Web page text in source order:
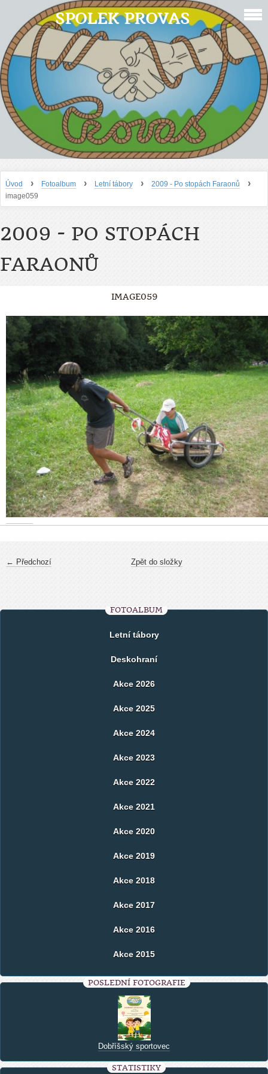
SPOLEK PROVAS
Úvod › Fotoalbum › Letní tábory › 2009 - Po stopách Faraonů ›
image059
2009 - PO STOPÁCH
FARAONŮ
IMAGE059
← Předchozí Zpět do složky
FOTOALBUM
Letní tábory
Deskohraní
Akce 2026
Akce 2025
Akce 2024
Akce 2023
Akce 2022
Akce 2021
Akce 2020
Akce 2019
Akce 2018
Akce 2017
Akce 2016
Akce 2015
POSLEDNÍ FOTOGRAFIE
Dobříšský sportovec
STATISTIKY